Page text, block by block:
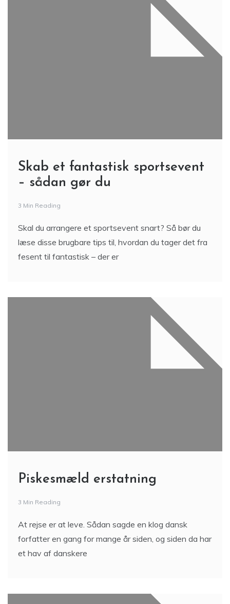
Skab et fantastisk sportsevent
– sådan gør du
3 Min Reading
Skal du arrangere et sportsevent snart? Så bør du
læse disse brugbare tips til, hvordan du tager det fra
fesent til fantastisk – der er
Piskesmæld erstatning
3 Min Reading
At rejse er at leve. Sådan sagde en klog dansk
forfatter en gang for mange år siden, og siden da har
et hav af danskere